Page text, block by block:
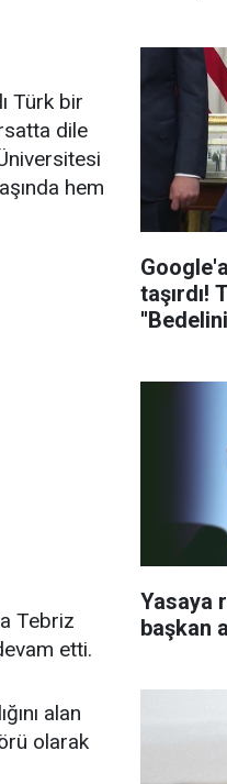
Türk bir
dile
hem
Tebriz
etti.
alan
olarak
taşırdı!
Yasaya
başkan